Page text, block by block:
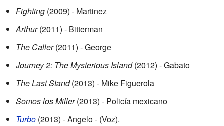
Fighting (2009) - Martinez
Arthur(2011) - Bitterman
The Caller(2011) - George
Journey 2: The Mysterious Island(2012) - Gabato
The Last Stand(2013) - Mike Figuerola
Somos los Miller(2013) - Policía mexicano
Turbo (2013) - Angelo - (Voz).